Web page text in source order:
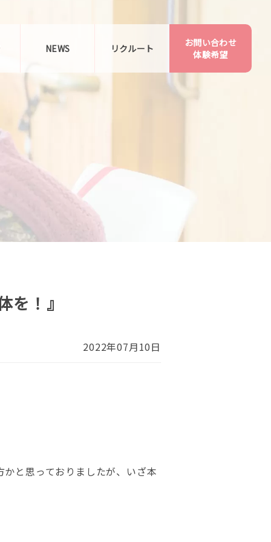
NEWS リクルート
お問い合わせ
体験希望
！』
2022年07月10日
と思っておりましたが、いざ本